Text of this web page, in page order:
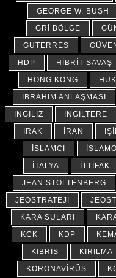
GEORGE W. BUSH
GRI BÖLGE
GUTERRES
HDP
HIBRIT SAVAŞ
HONG KONG
İBRAHIM ANLAŞMASI
İNGILIZ
İNGILTERE
IRAK
İRAN
İSLAMCI
İTALYA
İTTIFAK
JEAN STOLTENBERG
JEOSTRATEJI
KARA SULARI
KCK
KDP
KIBRIS
KIRILMA
KORONAVIRÜS